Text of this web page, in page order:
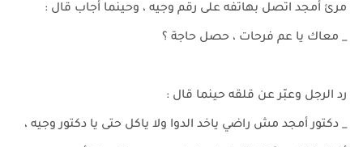
مرئ أمجد اتصل بهاتفه على رقم وجيه ، وحينما أجاب قال :
_ معاك يا عم فرحات ، حصل حاجة ؟
رد الرجل وعبّر عن قلقه حينما قال :
_ دكتور أمجد مش راضي ياخد الدوا ولا ياكل حتى يا دكتور وجيه ،